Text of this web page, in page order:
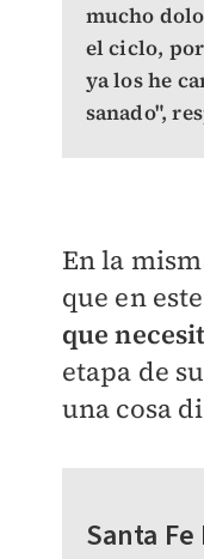
mucho
el ciclo,
ya los he
sanado",
En la
que en
que
etapa de
una cosa
Santa Fe